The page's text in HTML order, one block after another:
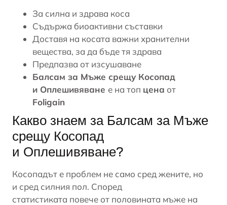
За силна и здрава коса
Съдържа биоактивни съставки
Доставя на косата важни хранителни
вещества, за да бъде тя здрава
Предпазва от изсушаване
Балсам за Мъже срещу Косопад
и Оплешивяване е на топ цена от
Foligain
Какво знаем за Балсам за Мъже
срещу Косопад
и Оплешивяване?
Косопадът е проблем не само сред жените, но
и сред силния пол. Според
статистиката повече от половината мъже на